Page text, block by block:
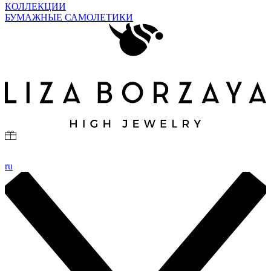
КОЛЛЕКЦИИ
БУМАЖНЫЕ САМОЛЕТИКИ
ru